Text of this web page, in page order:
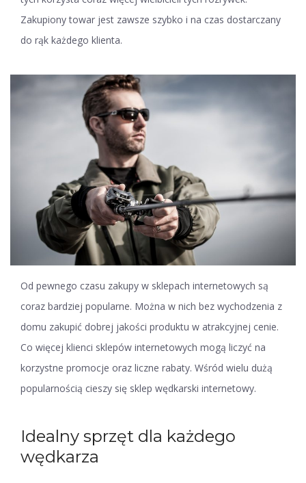
Zakupiony towar jest zawsze szybko i na czas dostarczany
do rąk każdego klienta.
Od pewnego czasu zakupy w sklepach internetowych są
coraz bardziej popularne. Można w nich bez wychodzenia z
domu zakupić dobrej jakości produktu w atrakcyjnej cenie.
Co więcej klienci sklepów internetowych mogą liczyć na
korzystne promocje oraz liczne rabaty. Wśród wielu dużą
popularnością cieszy się sklep wędkarski internetowy.
Idealny sprzęt dla każdego
wędkarza